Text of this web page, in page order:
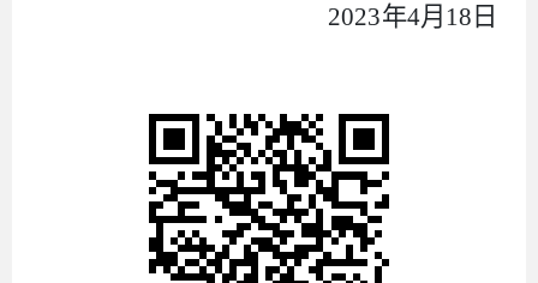
2023年4月 18 日